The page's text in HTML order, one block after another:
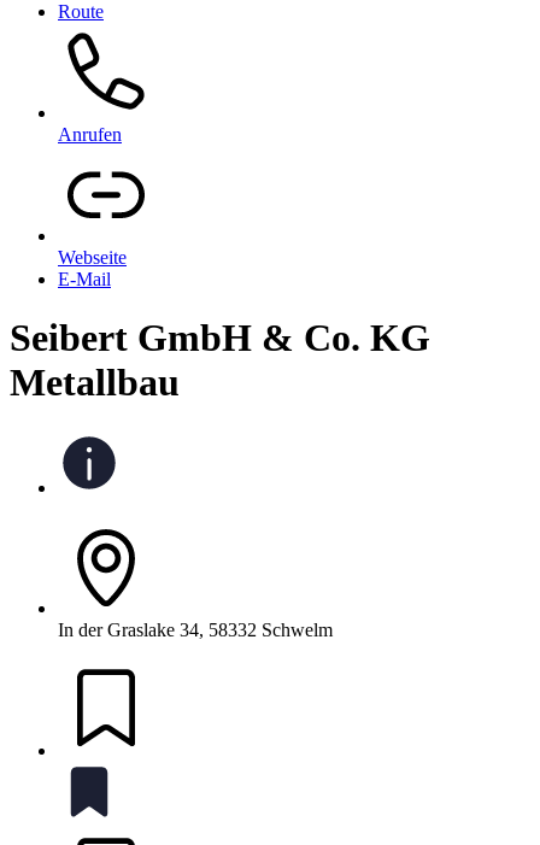
Route
Anrufen
Webseite
E-Mail
Seibert GmbH & Co. KG
Metallbau
In der Graslake 34, 58332 Schwelm